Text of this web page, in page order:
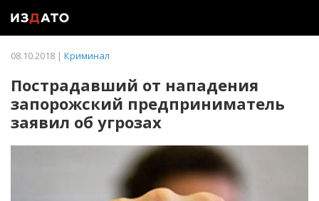
08.10.2018 | Криминал
Пострадавший от нападения
запорожский предприниматель
заявил об угрозах